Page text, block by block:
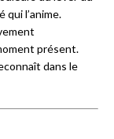
qui l’anime.
présent.
dans le